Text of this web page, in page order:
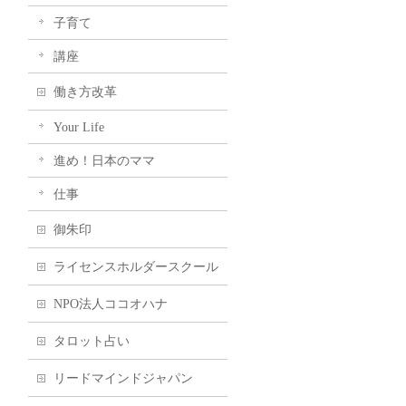
子育て
講座
働き方改革
Your Life
進め！日本のママ
仕事
御朱印
ライセンスホルダースクール
NPO法人ココオハナ
タロット占い
リードマインドジャパン